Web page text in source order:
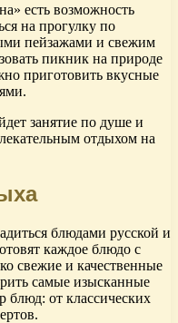
есть возможность
на прогулку по
пейзажами и свежим
пикник на природе
приготовить вкусные
занятие по душе и
отдыхом на
блюдами русской и
каждое блюдо с
свежие и качественные
самые изысканные
от классических